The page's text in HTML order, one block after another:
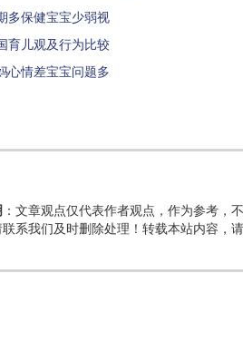
多保健宝宝少弱视
育儿观及行为比较
心情差宝宝问题多
：文章观点仅代表作者观点，作为参考，
系我们及时删除处理！转载本站内容，